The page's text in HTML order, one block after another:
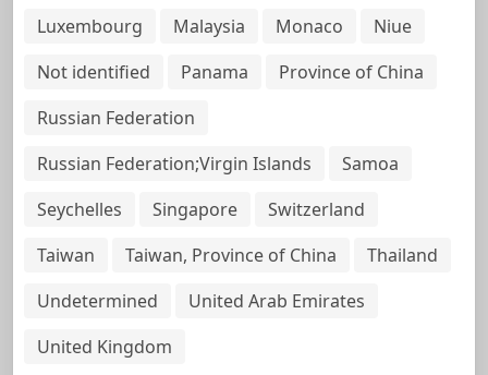
Luxembourg
Malaysia Monaco
Niue
Not identified
Panama
Province of China
Russian Federation
Russian Federation;Virgin Islands
Samoa
Seychelles
Singapore
Switzerland
Taiwan
Taiwan, Province of China
Thailand
Undetermined
United Arab Emirates
United Kingdom